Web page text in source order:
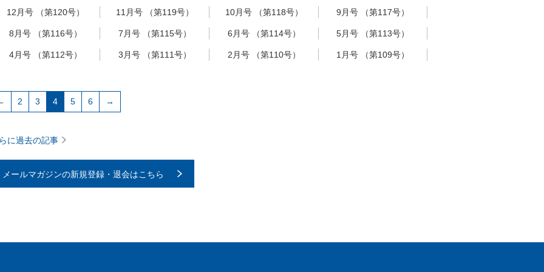
12月号 （第120号） 11月号 （第119号） 10月号 （第118号） 9月号 （第117号）
8月号 （第116号） 7月号 （第115号） 6月号 （第114号） 5月号 （第113号）
4月号 （第112号） 3月号 （第111号） 2月号 （第110号） 1月号 （第109号）
2 3 4 5 6 →
に過去の記事
メールマガジンの新規登録・退会はこちら